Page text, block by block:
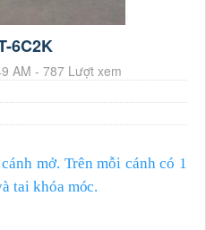
6C2K
AM - 787 Lượt xem
mở. Trên mỗi cánh có 1
tai khóa móc.